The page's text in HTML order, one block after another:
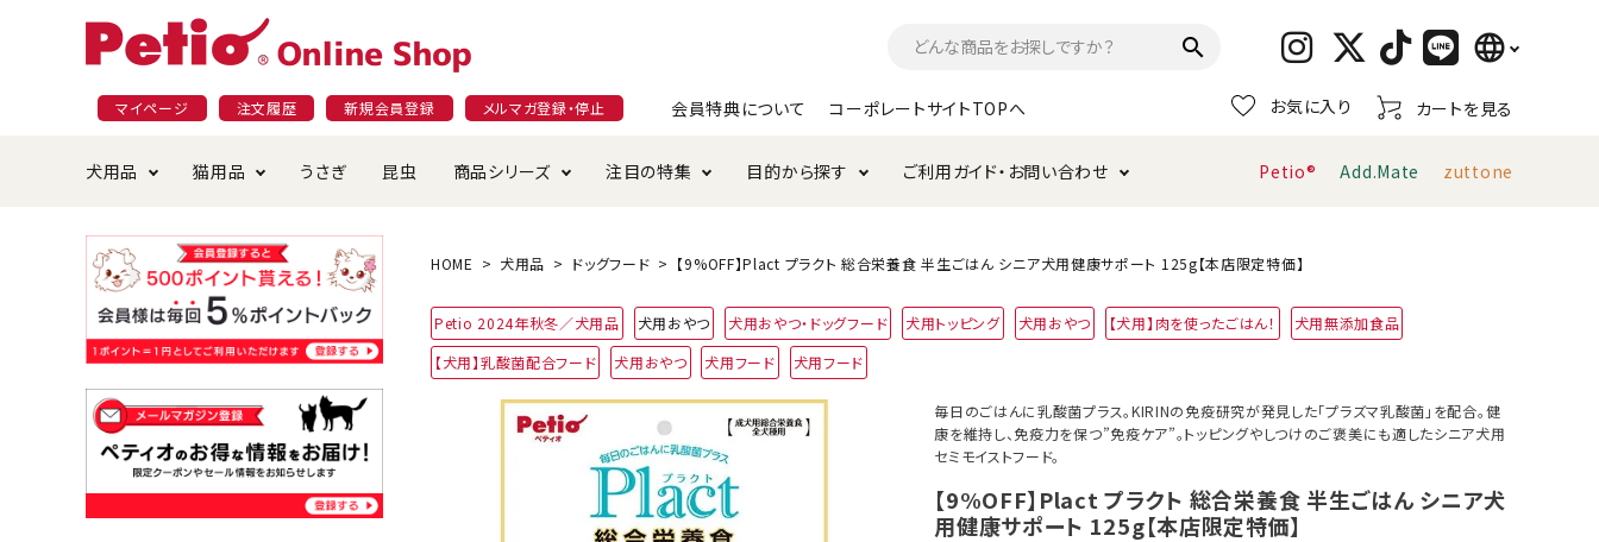
search language
日本語
English
マイページ 注文履歴 新規会員登録 メルマガ登録・停止 会員特典について コーポレートサイトTOPへ お気に入り カートを見る
犬用品
ドッグフード おやつ お手入れ・ケア用品 トイレタリー・消臭剤
ペットシーツ ベッド・ハウス・マット サークル・ケージ キャリーバッグ
おもちゃ 食器・給水器 服・ウェア
首輪・ハーネス・リード 替え・交換パーツ
猫用品
ごはん・おやつ お手入れ・ケア用品 トイレタリー・消臭剤 猫砂
ベッド・ハウス・マット サークル・ケージ・タワー キャリーバッグ おもちゃ
食器・給水器 防虫用品 首輪・ハーネス
替え・交換パーツ
うさぎ 昆虫 商品シリーズ
プラクト 素材そのまま 極上
注目の特集
夜のお散歩特集 無添加特集 けりぐるみ特集 ペティオ公式アプリ
目的から探す
国産フード&おやつ特集 穀物不使用のグレインフリー
じゃらして遊ぶ 引っ張って遊ぶ デンタルおもちゃ
ご利用ガイド・お問い合わせ
ショッピングガイド 会員特典について ご注文方法について お支払い方法・配送について
返品・交換について オンラインショップ利用規約
Petio® Add.Mate zuttone
HOME 犬用品 ドッグフード 【9%OFF】Plact プラクト 総合栄養食 半生ごはん シニア犬用健康サポート 125g【本店限定特価】
Petio 2024年秋冬／犬用品 犬用おやつ 犬用おやつ・ドッグフード 犬用トッピング 犬用おやつ 【犬用】肉を使ったごはん！
犬用無添加食品
【犬用】乳酸菌配合フード
犬用おやつ 犬用フード 犬用フード
毎日のごはんに乳酸菌プラス。KIRINの免疫研究が発見した「プラズマ乳酸菌」を配合。健
康を維持し、免疫力を保つ”免疫ケア”。トッピングやしつけのご褒美にも適したシニア犬用
セミモイストフード。
【9%OFF】Plact プラクト 総合栄養食 半生ごはん シニア犬
用健康サポート 125g【本店限定特価】